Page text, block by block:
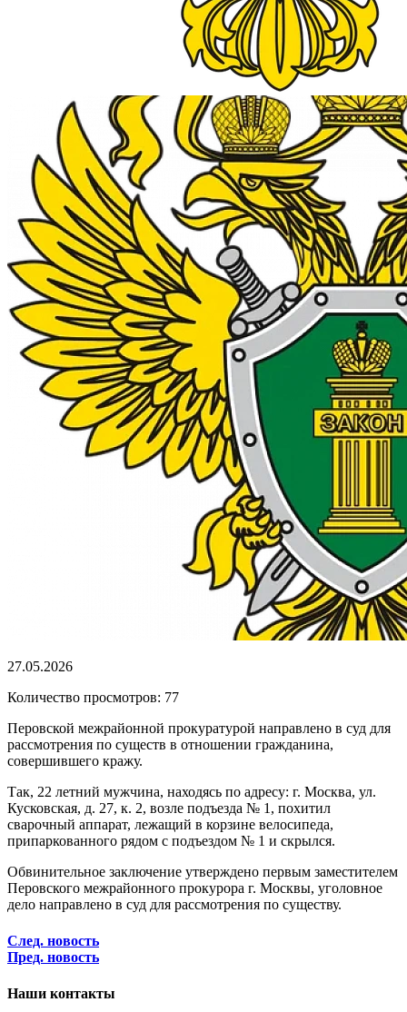
27.05.2026
Количество просмотров: 77
Перовской межрайонной прокуратурой направлено в суд для
рассмотрения по существ в отношении гражданина,
совершившего кражу.
Так, 22 летний мужчина, находясь по адресу: г. Москва, ул.
Кусковская, д. 27, к. 2, возле подъезда № 1, похитил
сварочный аппарат, лежащий в корзине велосипеда,
припаркованного рядом с подъездом № 1 и скрылся.
Обвинительное заключение утверждено первым заместителем
Перовского межрайонного прокурора г. Москвы, уголовное
дело направлено в суд для рассмотрения по существу.
След. новость
Пред. новость
Наши контакты